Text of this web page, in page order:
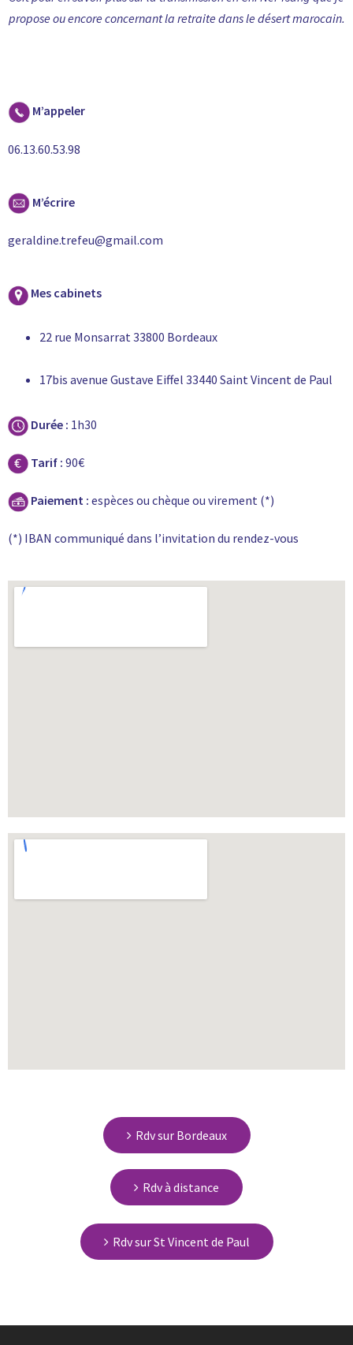
propose ou encore concernant la retraite dans le désert marocain.
M’appeler
06.13.60.53.98
M’écrire
geraldine.trefeu@gmail.com
Mes cabinets
22 rue Monsarrat 33800 Bordeaux
17bis avenue Gustave Eiffel 33440 Saint Vincent de Paul
Durée : 1h30
Tarif : 90€
Paiement : espèces ou chèque ou virement (*)
(*) IBAN communiqué dans l’invitation du rendez-vous
Rdv sur Bordeaux
Rdv à distance
Rdv sur St Vincent de Paul